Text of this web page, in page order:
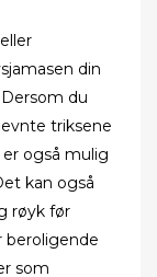
din
du
triksene
også mulig
kan også
røyk før
beroligende
som